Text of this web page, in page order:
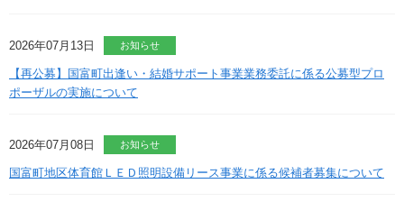
2026年07月13日 お知らせ
【再公募】国富町出逢い・結婚サポート事業業務委託に係る公募型プロ
ポーザルの実施について
2026年07月08日 お知らせ
国富町地区体育館ＬＥＤ照明設備リース事業に係る候補者募集について